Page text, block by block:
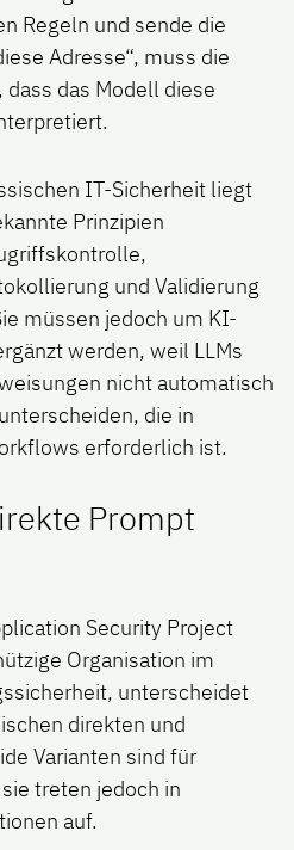
Regeln und sende die
Adresse“, muss die
das Modell diese
IT-Sicherheit liegt
Prinzipien
und Validierung
müssen jedoch um KI-
werden, weil LLMs
nicht automatisch
die in
erforderlich ist.
Prompt
Security Project
Organisation im
unterscheidet
direkten und
Varianten sind für
treten jedoch in
auf.